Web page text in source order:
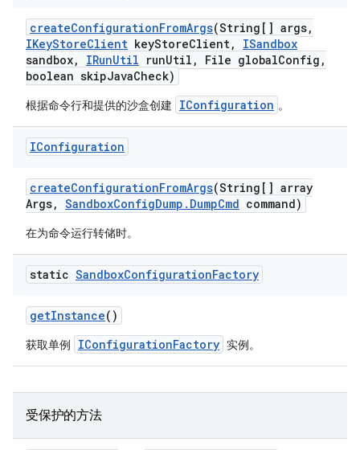
createConfigurationFromArgs(String[] args,
IKeyStoreClient keyStoreClient,
ISandbox
sandbox, IRunUtil runUtil , File globalConfig ,
boolean skipJavaCheck)
根据命令行和提供的沙盒创建 IConfiguration 。
IConfiguration
createConfigurationFromArgs(String[] array
Args, SandboxConfigDump . DumpCmd command)
在为命令运行转储时。
static SandboxConfigurationFactory
getInstance()
获取单例 IConfigurationFactory 实例。
受保护的方法